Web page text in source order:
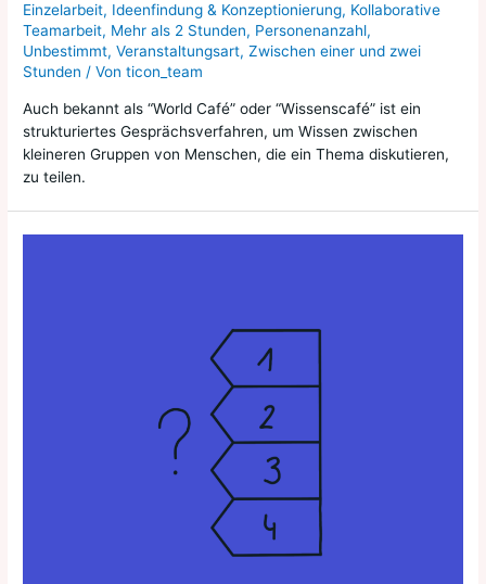
Einzelarbeit, Ideenfindung & Konzeptionierung, Kollaborative
Teamarbeit, Mehr als 2 Stunden, Personenanzahl,
Unbestimmt,Veranstaltungsart,Zwischen einer und zwei
Stunden / Vonticon_team
Auch bekannt als “World Café” oder “Wissenscafé” ist ein
strukturiertes Gesprächsverfahren, um Wissen zwischen
kleineren Gruppen von Menschen, die ein Thema diskutieren,
zu teilen.